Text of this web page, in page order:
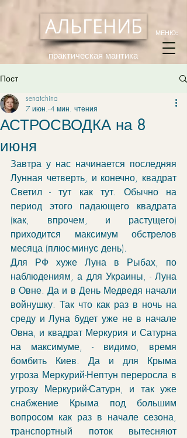
АЛЬГЕНИБ
практическая мантика
МЕНЮ:
Пост
АСТРОСВОДКА на 8
июня
senatchina
7 июн. 4 мин. чтения
Завтра у нас начинается последняя
Лунная четверть, и конечно, квадрат
Светил - тут как тут. Обычно на
период этого падающего квадрата
(как, впрочем, и растущего)
приходится максимум обстрелов
месяца (плюс-минус день).
Для РФ хуже Луна в Рыбах, по
наблюдениям, а для Украины, - Луна
в Овне. Да и в День Медведя начали
войнушку. Так что как раз в ночь на
среду и Луна будет уже не в начале
Овна, и квадрат Меркурия и Сатурна
на максимуме, - видимо, время
бомбить Киев. Да и для Крыма
угроза Меркурий-Нептун переросла в
угрозу Меркурий-Сатурн, и так уже
снабжение Крыма под большим
вопросом как раз в начале сезона,
транспортный поток вытесняют